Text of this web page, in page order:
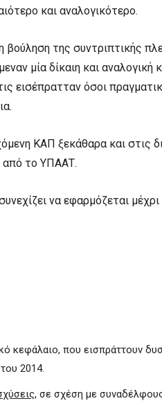
και αναλογικότερο.
της συντριπτικής
μία δίκαιη και αναλογική
εισέπρατταν όσοι
ΚΑΠ ξεκάθαρα και στις
από το ΥΠΑΑΤ.
να εφαρμόζεται μέχρι
κεφάλαιο, που εισπράττουν
2014.
, σε σχέση με